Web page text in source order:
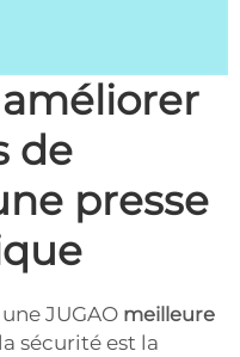
de
presse
JUGAO meilleure
sécurité est la